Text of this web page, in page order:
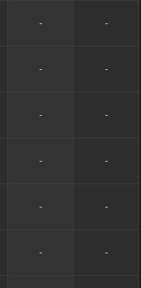
- -
- -
- -
- -
- -
- -